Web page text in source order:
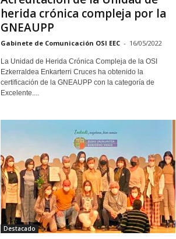
herida crónica compleja por la
GNEAUPP
Gabinete de Comunicación OSI EEC - 16/05/2022
La Unidad de Herida Crónica Compleja de la OSI
Ezkerraldea Enkarterri Cruces ha obtenido la
certificación de la GNEAUPP con la categoría de
Excelente....
Destacado